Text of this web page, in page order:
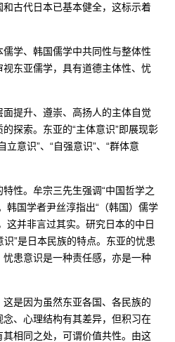
古代日本已基本健全，这标示着
学、韩国儒学中共同性与整体性
东亚儒学，具有道德主体性、忧
提升、遵崇、高扬人的主体自觉
探索。东亚的“主体意识”即展现彰
意识”、“自强意识”、“群体意
性。牟宗三先生强调“中国哲学之
韩国学者尹丝淳指出“（韩国）儒学
这并非言过其实。研究日本的中日
识”是日本民族的特点。东亚的忧患
患意识是一种责任感，亦是一种
是因为虽然东亚各国、各民族的
、心理结构有其差异，但积习在
相同之处，可谓价值共性。由这